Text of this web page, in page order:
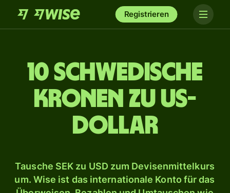
Registrieren
10 schwedische
Kronen zu US-
Dollar
Tausche SEK zu USD zum Devisenmittelkurs
um. Wise ist das internationale Konto für das